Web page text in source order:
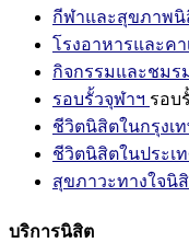
กีฬาและสุขภาพนิ
โรงอาหารและคา
กิจกรรมและชมร
รอบรั้วจุฬาฯ รอบ
ชีวิตนิสิตในกรุงเ
ชีวิตนิสิตในประเ
สุขภาวะทางใจนิ
บริการนิสิต